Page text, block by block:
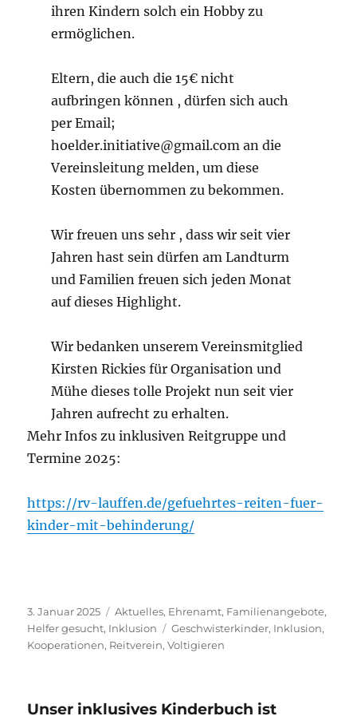
ihren Kindern solch ein Hobby zu
ermöglichen.
Eltern, die auch die 15€ nicht
aufbringen können , dürfen sich auch
per Email;
hoelder.initiative@gmail.com an die
Vereinsleitung melden, um diese
Kosten übernommen zu bekommen.
Wir freuen uns sehr , dass wir seit vier
Jahren hast sein dürfen am Landturm
und Familien freuen sich jeden Monat
auf dieses Highlight.
Wir bedanken unserem Vereinsmitglied
Kirsten Rickies für Organisation und
Mühe dieses tolle Projekt nun seit vier
Jahren aufrecht zu erhalten.
Mehr Infos zu inklusiven Reitgruppe und
Termine 2025:
https://rv-lauffen.de/gefuehrtes-reiten-fuer-
kinder-mit-behinderung/
Veröffentlicht
am
3. Januar 2025 Kategorien
Aktuelles, Ehrenamt, Familienangebote,
Helfer gesucht, Inklusion Schlagwörter
Geschwisterkinder, Inklusion,
Kooperationen, Reitverein,Voltigieren
Unser inklusives Kinderbuch ist